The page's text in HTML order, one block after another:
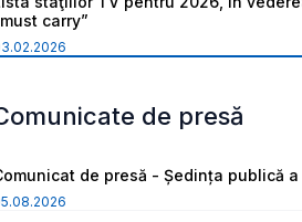
carry”
de presă
de presă - Ședința publică